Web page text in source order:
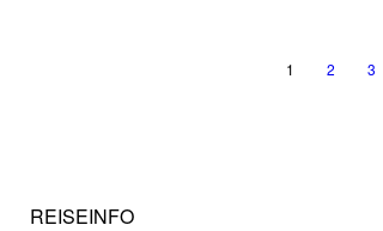
1 2 3
REISEINFO